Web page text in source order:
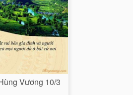
Vương 10/3